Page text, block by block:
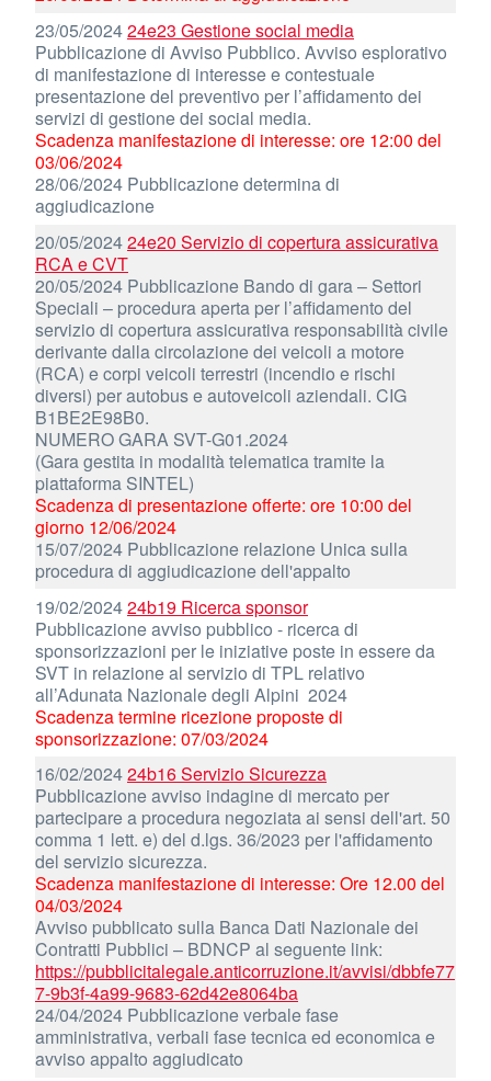
23/05/202424e23 Gestione social media
Pubblicazione di Avviso Pubblico. Avviso esplorativo
di manifestazione di interesse e contestuale
presentazione del preventivo per l’affidamento dei
servizi di gestione dei social media.
Scadenza manifestazione di interesse: ore 12:00 del
03/06/2024
28/06/2024 Pubblicazione determina di
aggiudicazione
20/05/202424e20 Servizio di copertura assicurativa
RCA e CVT
20/05/2024 Pubblicazione Bando di gara – Settori
Speciali – procedura aperta per l’affidamento del
servizio di copertura assicurativa responsabilità civile
derivante dalla circolazione dei veicoli a motore
(RCA) e corpi veicoli terrestri (incendio e rischi
diversi) per autobus e autoveicoli aziendali. CIG
B1BE2E98B0.
NUMERO GARA SVT-G01.2024
(Gara gestita in modalità telematica tramite la
piattaforma SINTEL)
Scadenza di presentazione offerte: ore 10:00 del
giorno 12/06/2024
15/07/2024 Pubblicazione relazione Unica sulla
procedura di aggiudicazione dell'appalto
19/02/202424b19 Ricerca sponsor
Pubblicazione avviso pubblico - ricerca di
sponsorizzazioni per le iniziative poste in essere da
SVT in relazione al servizio di TPL relativo
all’Adunata Nazionale degli Alpini 2024
Scadenza termine ricezione proposte di
sponsorizzazione: 07/03/2024
16/02/202424b16 Servizio Sicurezza
Pubblicazione avviso indagine di mercato per
partecipare a procedura negoziata ai sensi dell'art. 50
comma 1 lett. e) del d.lgs. 36/2023 per l'affidamento
del servizio sicurezza.
Scadenza manifestazione di interesse: Ore 12.00 del
04/03/2024
Avviso pubblicato sulla Banca Dati Nazionale dei
Contratti Pubblici – BDNCP al seguente link:
https://pubblicitalegale.anticorruzione.it/avvisi/dbbfe77
7-9b3f-4a99-9683-62d42e8064ba
24/04/2024 Pubblicazione verbale fase
amministrativa, verbali fase tecnica ed economica e
avviso appalto aggiudicato